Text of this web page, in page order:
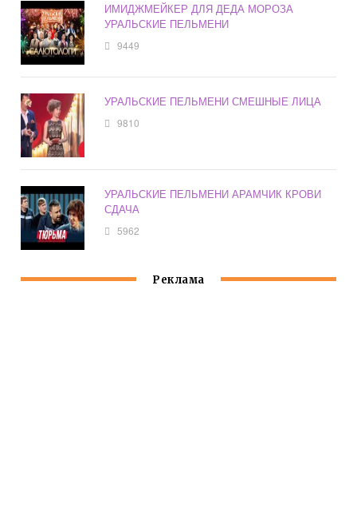
ИМИДЖМЕЙКЕР ДЛЯ ДЕДА МОРОЗА
УРАЛЬСКИЕ ПЕЛЬМЕНИ
9449
УРАЛЬСКИЕ ПЕЛЬМЕНИ СМЕШНЫЕ ЛИЦА
9810
УРАЛЬСКИЕ ПЕЛЬМЕНИ АРАМЧИК КРОВИ
СДАЧА
5962
Реклама